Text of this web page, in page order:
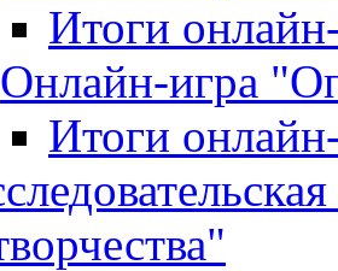
Итоги
Онлайн-игра
Итоги